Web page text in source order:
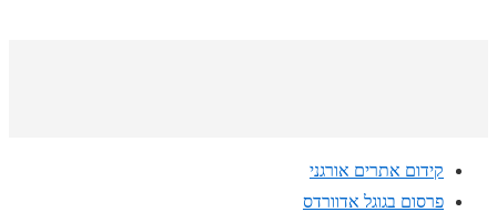
קידום אתרים אורגני
פרסום בגוגל אדוורדס